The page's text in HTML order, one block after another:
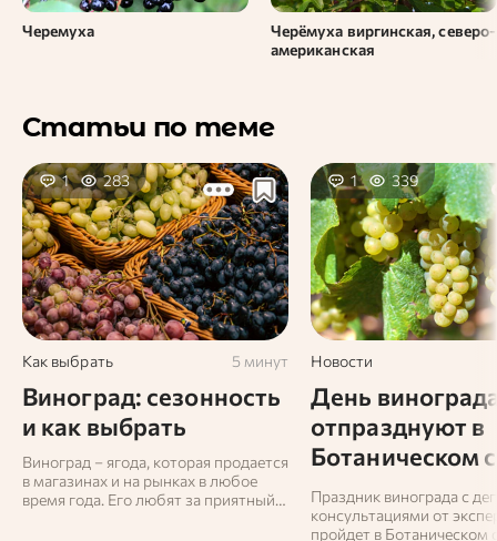
Черемуха
Черёмуха виргинская, северо-
американская
Статьи по теме
1 283
Как выбрать 5 минут
Виноград: сезонность
и как выбрать
Виноград – ягода, которая продается
в магазинах и на рынках в любое
время года. Его любят за приятный
1 339
Новости
День
отпразднуют в
Ботаническом
МГУ
Праздник винограда с
консультациями от
пройдет в Ботаническом